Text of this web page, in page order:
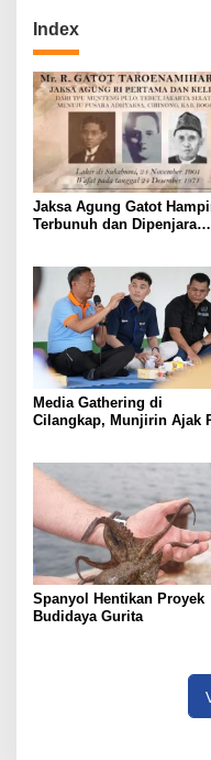
Index
Jaksa Agung Gatot
Terbunuh dan Dipenjara
Media Gathering di
Cilangkap, Munjirin Ajak
Pascakebakaran
Spanyol Hentikan Proyek
Budidaya Gurita